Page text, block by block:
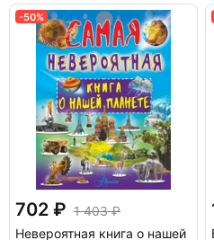
-50%
702
1 403
Невероятная книга о нашей